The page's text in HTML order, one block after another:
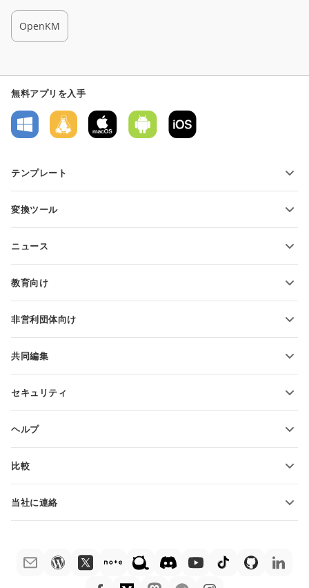
OpenKM
無料アプリを入手
テンプレート
テキスト文書テンプレート
変換ツール
スプレッドシートの変換
PDFの変換
ニュース
教育向け
教育関係者向け
非営利団体向け
無料アカウントをリクエスト
共同編集
翻訳者向け
セキュリティ
ヘルプ
ヘルプ・センター
デモ注文
比較
ONLYOFFICE Docs vs Google Docs
ONLYOFFICE Docs vs WPS
当社に連絡
プレスリリースに関する質問press@onlyoffice.com
折返し電話をリクエスト